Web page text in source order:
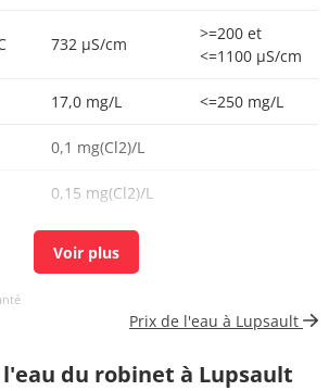
732 µS/cm
>=200 et
<=1100 µS/cm
17,0 mg/L <=250 mg/L
0,1 mg(Cl2)/L
0,15 mg(Cl2)/L
0,8 mg(C)/L
<1 n/(100mL) <=0 n/(100mL)
Prix de l'eau à Lupsault
l'eau du robinet à Lupsault